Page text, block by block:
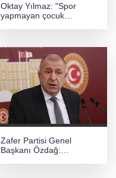
Oktay Yılmaz: "Spor
yapmayan çocuk
Zafer Partisi Genel
Başkanı Özdağ: